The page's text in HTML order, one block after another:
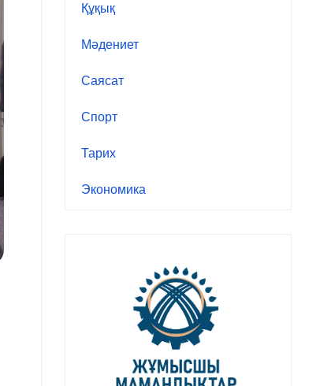
Құқық
Мәдениет
Саясат
Спорт
Тарих
Экономика